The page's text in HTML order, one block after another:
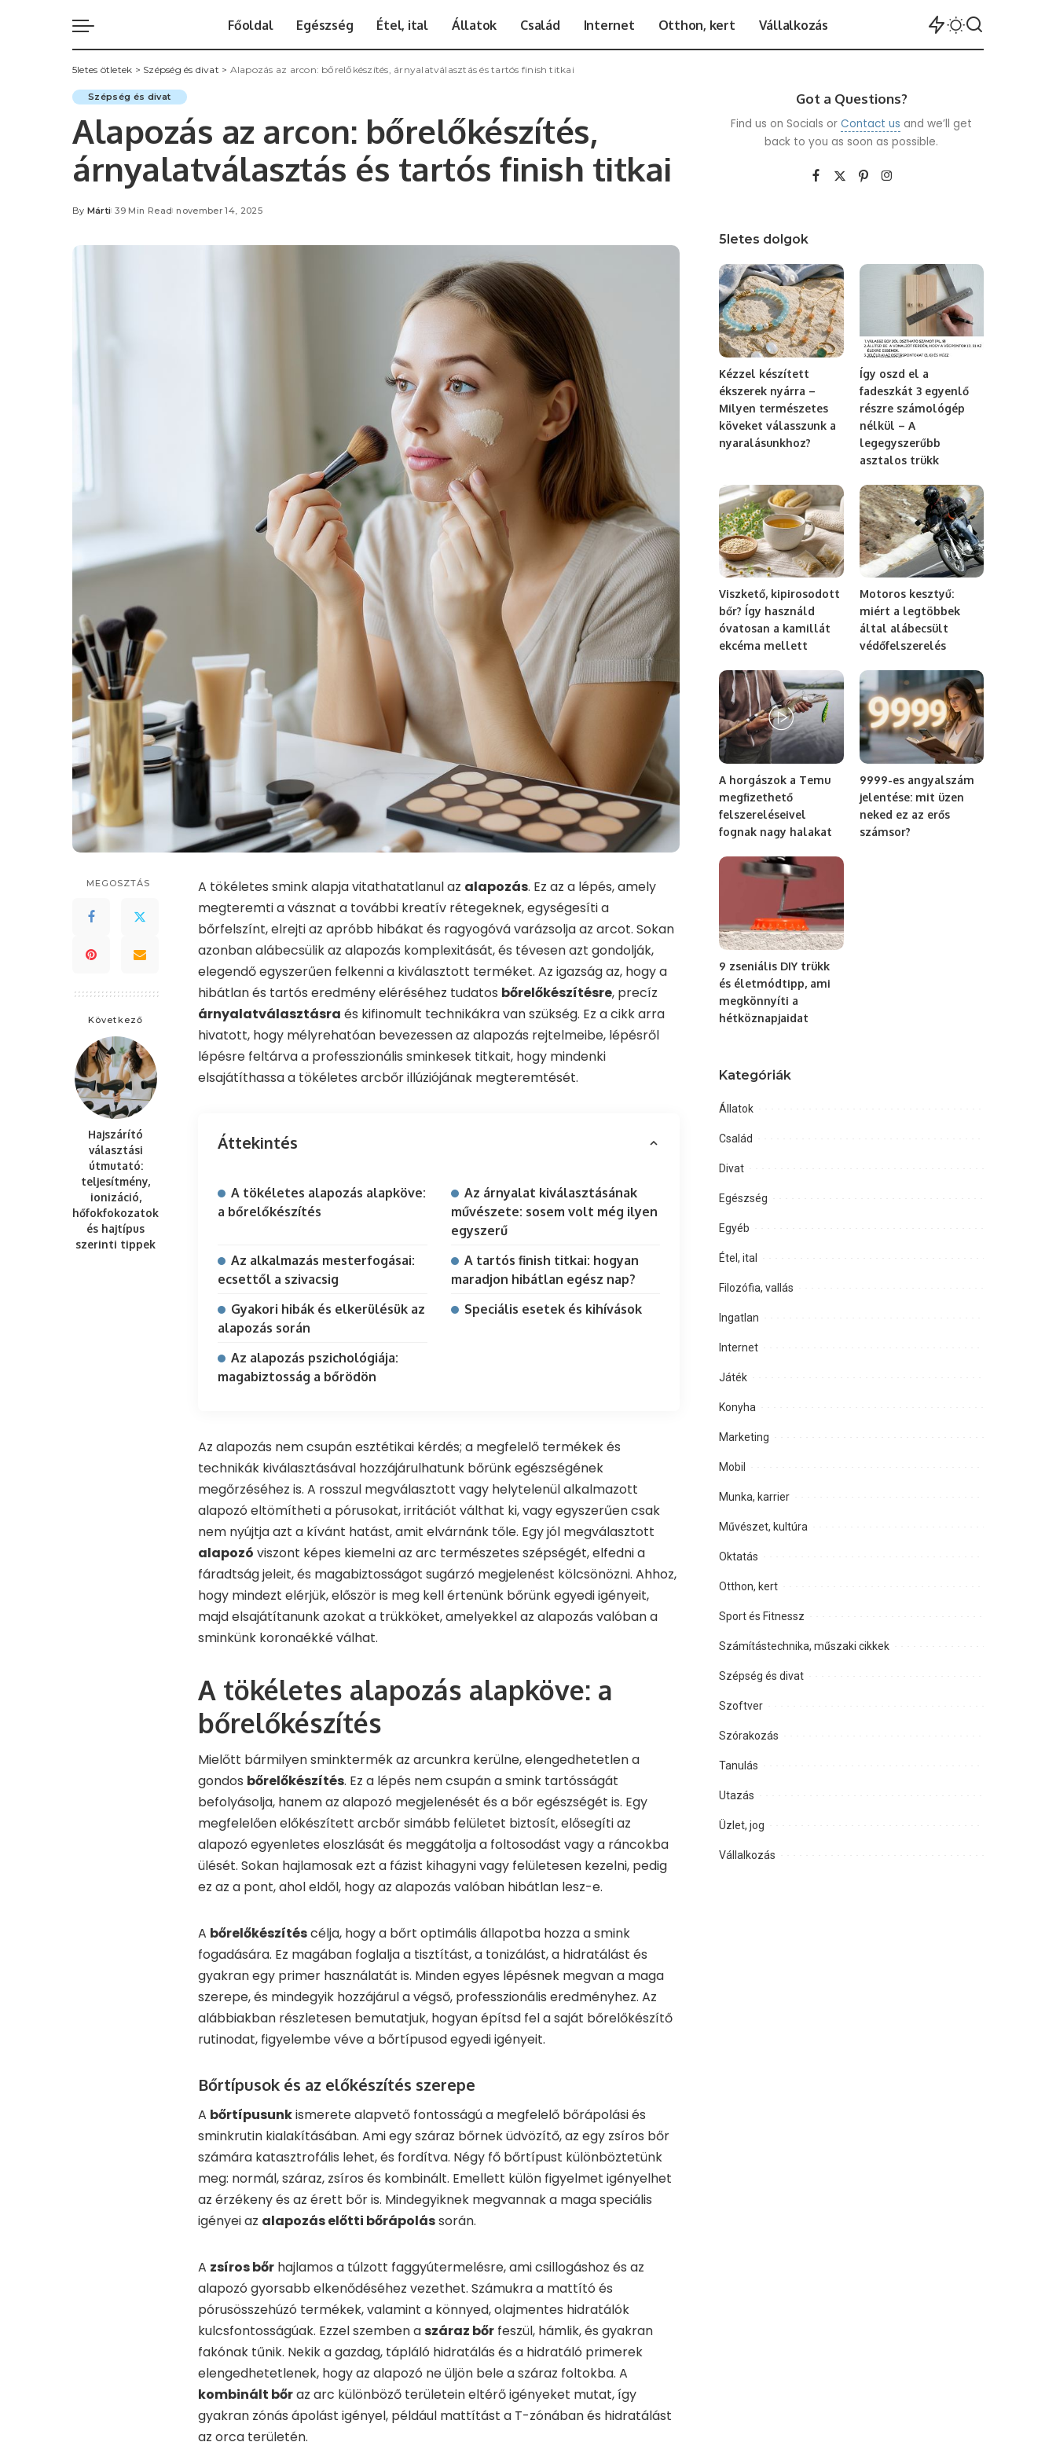
Főoldal Egészség Étel, ital Állatok Család Internet Otthon, kert Vállalkozás
5letes ötletek > Szépség és divat > Alapozás az arcon: bőrelőkészítés, árnyalatválasztás és tartós finish titkai
Szépség és divat
Alapozás az arcon: bőrelőkészítés,
árnyalatválasztás és tartós finish titkai
Posted
By Márti 39 Min Read november 14, 2025
MEGOSZTÁS
Következő
Hajszárító
választási
útmutató:
teljesítmény,
ionizáció,
hőfokfokozatok
és hajtípus
szerinti tippek
A tökéletes smink alapja vitathatatlanul az alapozás. Ez az a lépés, amely
megteremti a vásznat a további kreatív rétegeknek, egységesíti a
bőrfelszínt, elrejti az apróbb hibákat és ragyogóvá varázsolja az arcot. Sokan
azonban alábecsülik az alapozás komplexitását, és tévesen azt gondolják,
elegendő egyszerűen felkenni a kiválasztott terméket. Az igazság az, hogy a
hibátlan és tartós eredmény eléréséhez tudatos bőrelőkészítésre, precíz
árnyalatválasztásra és kifinomult technikákra van szükség. Ez a cikk arra
hivatott, hogy mélyrehatóan bevezessen az alapozás rejtelmeibe, lépésről
lépésre feltárva a professzionális sminkesek titkait, hogy mindenki
elsajátíthassa a tökéletes arcbőr illúziójának megteremtését.
Áttekintés
A tökéletes alapozás alapköve:
a bőrelőkészítés
Az árnyalat kiválasztásának
művészete: sosem volt még ilyen
egyszerű
Az alkalmazás mesterfogásai:
ecsettől a szivacsig
A tartós finish titkai: hogyan
maradjon hibátlan egész nap?
Gyakori hibák és elkerülésük az
alapozás során
Speciális esetek és kihívások
Az alapozás pszichológiája:
magabiztosság a bőrödön
Az alapozás nem csupán esztétikai kérdés; a megfelelő termékek és
technikák kiválasztásával hozzájárulhatunk bőrünk egészségének
megőrzéséhez is. A rosszul megválasztott vagy helytelenül alkalmazott
alapozó eltömítheti a pórusokat, irritációt válthat ki, vagy egyszerűen csak
nem nyújtja azt a kívánt hatást, amit elvárnánk tőle. Egy jól megválasztott
alapozó viszont képes kiemelni az arc természetes szépségét, elfedni a
fáradtság jeleit, és magabiztosságot sugárzó megjelenést kölcsönözni. Ahhoz,
hogy mindezt elérjük, először is meg kell értenünk bőrünk egyedi igényeit,
majd elsajátítanunk azokat a trükköket, amelyekkel az alapozás valóban a
sminkünk koronaékké válhat.
A tökéletes alapozás alapköve: a
bőrelőkészítés
Mielőtt bármilyen sminktermék az arcunkra kerülne, elengedhetetlen a
gondos bőrelőkészítés. Ez a lépés nem csupán a smink tartósságát
befolyásolja, hanem az alapozó megjelenését és a bőr egészségét is. Egy
megfelelően előkészített arcbőr simább felületet biztosít, elősegíti az
alapozó egyenletes eloszlását és meggátolja a foltosodást vagy a ráncokba
ülését. Sokan hajlamosak ezt a fázist kihagyni vagy felületesen kezelni, pedig
ez az a pont, ahol eldől, hogy az alapozás valóban hibátlan lesz-e.
A bőrelőkészítéscélja, hogy a bőrt optimális állapotba hozza a smink
fogadására. Ez magában foglalja a tisztítást, a tonizálást, a hidratálást és
gyakran egy primer használatát is. Minden egyes lépésnek megvan a maga
szerepe, és mindegyik hozzájárul a végső, professzionális eredményhez. Az
alábbiakban részletesen bemutatjuk, hogyan építsd fel a saját bőrelőkészítő
rutinodat, figyelembe véve a bőrtípusod egyedi igényeit.
Bőrtípusok és az előkészítés szerepe
A bőrtípusunkismerete alapvető fontosságú a megfelelő bőrápolási és
sminkrutin kialakításában. Ami egy száraz bőrnek üdvözítő, az egy zsíros bőr
számára katasztrofális lehet, és fordítva. Négy fő bőrtípust különböztetünk
meg: normál, száraz, zsíros és kombinált. Emellett külön figyelmet igényelhet
az érzékeny és az érett bőr is. Mindegyiknek megvannak a maga speciális
igényei az alapozás előtti bőrápolássorán.
A zsíros bőr hajlamos a túlzott faggyútermelésre, ami csillogáshoz és az
alapozó gyorsabb elkenődéséhez vezethet. Számukra a mattító és
pórusösszehúzó termékek, valamint a könnyed, olajmentes hidratálók
kulcsfontosságúak. Ezzel szemben aszáraz bőr feszül, hámlik, és gyakran
fakónak tűnik. Nekik a gazdag, tápláló hidratálás és a hidratáló primerek
elengedhetetlenek, hogy az alapozó ne üljön bele a száraz foltokba. A
kombinált bőraz arc különböző területein eltérő igényeket mutat, így
gyakran zónás ápolást igényel, például mattítást a T-zónában és hidratálást
az orca területén.
Got a Questions?
Find us on Socials orContact us and we’ll get
back to you as soon as possible.
5letes dolgok
Kézzel készített
ékszerek nyárra –
Milyen természetes
köveket válasszunk a
nyaralásunkhoz?
Így oszd el a
fadeszkát 3 egyenlő
részre számológép
nélkül – A
legegyszerűbb
asztalos trükk
Viszkető, kipirosodott
bőr? Így használd
óvatosan a kamillát
ekcéma mellett
Motoros kesztyű:
miért a legtöbbek
által alábecsült
védőfelszerelés
A horgászok a Temu
megfizethető
felszereléseivel
fognak nagy halakat
9999-es angyalszám
jelentése: mit üzen
neked ez az erős
számsor?
9 zseniális DIY trükk
és életmódtipp, ami
megkönnyíti a
hétköznapjaidat
Kategóriák
Állatok
Család
Divat
Egészség
Egyéb
Étel, ital
Filozófia, vallás
Ingatlan
Internet
Játék
Konyha
Marketing
Mobil
Munka, karrier
Művészet, kultúra
Oktatás
Otthon, kert
Sport és Fitnessz
Számítástechnika, műszaki cikkek
Szépség és divat
Szoftver
Szórakozás
Tanulás
Utazás
Üzlet, jog
Vállalkozás